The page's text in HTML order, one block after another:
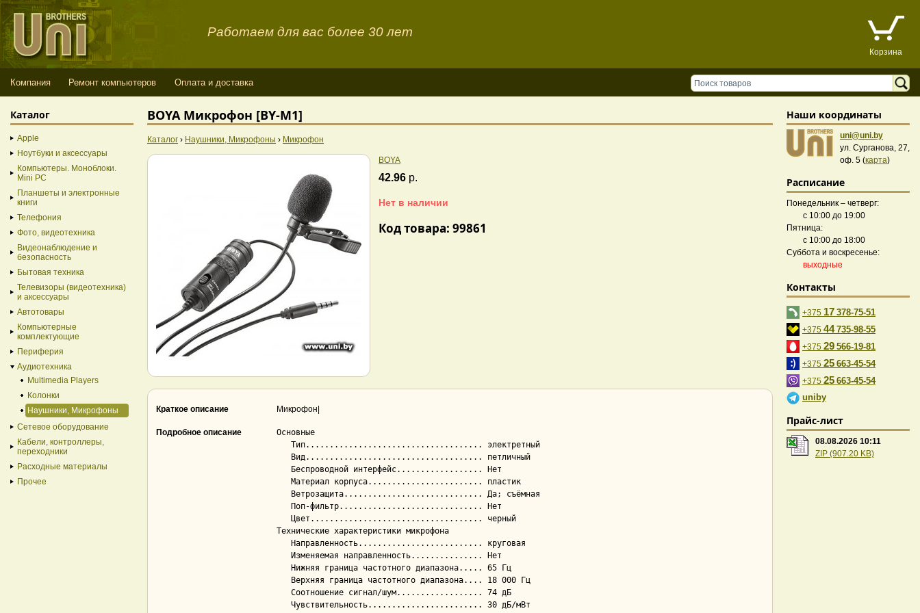
Работаем для вас более 30 лет
Корзина
Компания Ремонт компьютеров Оплата и доставка
BOYA Микрофон [BY-M1]
Каталог › Наушники, Микрофоны › Микрофон
BOYA
42.96 р.
Нет в наличии
Код товара: 99861
Краткое описание Микрофон|
Подробное описание
Основные
Технические характеристики микрофона
Каталог
Apple
Ноутбуки и аксессуары
Компьютеры. Моноблоки.
Mini PC
Планшеты и электронные
книги
Телефония
Фото, видеотехника
Видеонаблюдение и
безопасность
Бытовая техника
Телевизоры (видеотехника)
и аксессуары
Автотовары
Компьютерные
комплектующие
Периферия
Аудиотехника
Multimedia Players
Колонки
Наушники, Микрофоны
Сетевое оборудование
Кабели, контроллеры,
переходники
Расходные материалы
Прочее
Наши координаты
uni@uni.by
ул. Сурганова, 27,
оф. 5 (карта)
Расписание
Понедельник – четверг:
с 10:00 до 19:00
Пятница:
с 10:00 до 18:00
Суббота и воскресенье:
выходные
Контакты
+375 17 378-75-51
+375 44 735-98-55
+375 29 566-19-81
+375 25 663-45-54
+375 25 663-45-54
uniby
Прайс-лист
08.08.2026 10:11
ZIP (907.20 KB)